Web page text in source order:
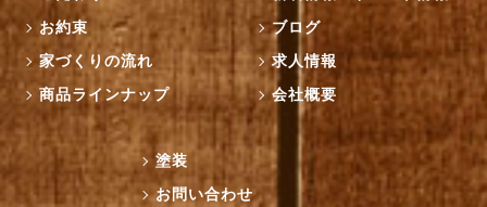
お約束
家づくりの流れ
商品ラインナップ
ブログ
求人情報
会社概要
塗装
お問い合わせ